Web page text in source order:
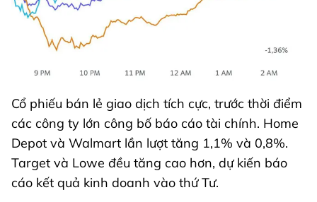
Cổ phiếu bán lẻ giao dịch tích cực, trước thời điểm
các công ty lớn công bố báo cáo tài chính. Home
Depot và Walmart lần lượt tăng 1,1% và 0,8%.
Target và Lowe đều tăng cao hơn, dự kiến báo
cáo kết quả kinh doanh vào thứ Tư.